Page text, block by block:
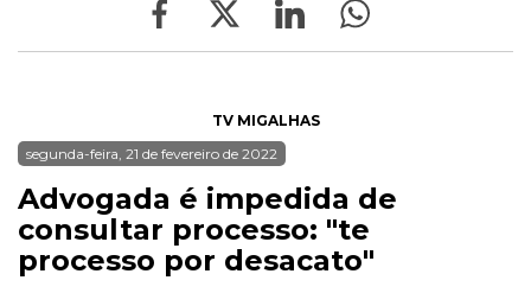
TV MIGALHAS
segunda-feira, 21 de fevereiro de 2022
Advogada é impedida de
consultar processo: "te
processo por desacato"